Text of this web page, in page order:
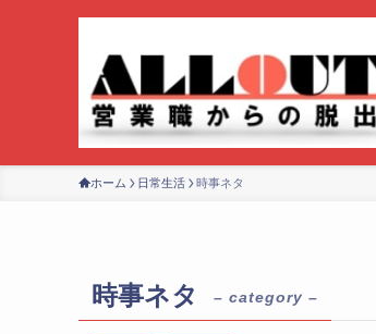
ホーム 日常生活 時事ネタ
時事ネタ – category –